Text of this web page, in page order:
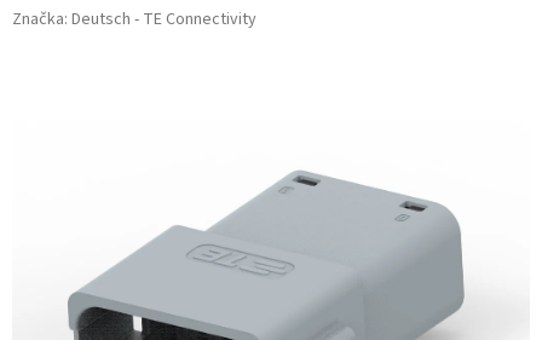
Značka: Deutsch - TE Connectivity